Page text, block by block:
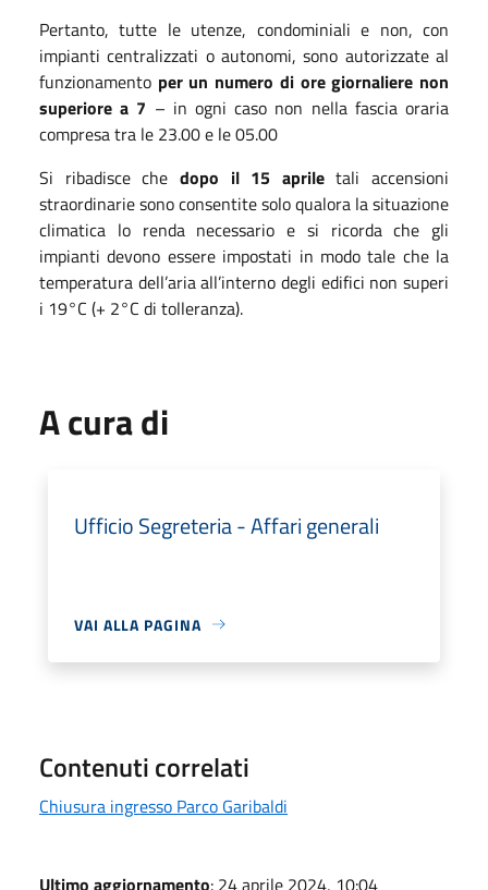
Pertanto, tutte le utenze, condominiali e non, con
impianti centralizzati o autonomi, sono autorizzate al
funzionamento per un numero di ore giornaliere non
superiore a 7 – in ogni caso non nella fascia oraria
compresa tra le 23.00 e le 05.00
Si ribadisce che dopo il 15 apriletali accensioni
straordinarie sono consentite solo qualora la situazione
climatica lo renda necessario e si ricorda che gli
impianti devono essere impostati in modo tale che la
temperatura dell’aria all’interno degli edifici non superi
i 19°C (+ 2°C di tolleranza).
A cura di
Ufficio Segreteria - Affari generali
VAI ALLA PAGINA
Contenuti correlati
Chiusura ingresso Parco Garibaldi
Ultimo aggiornamento: 24 aprile 2024, 10:04